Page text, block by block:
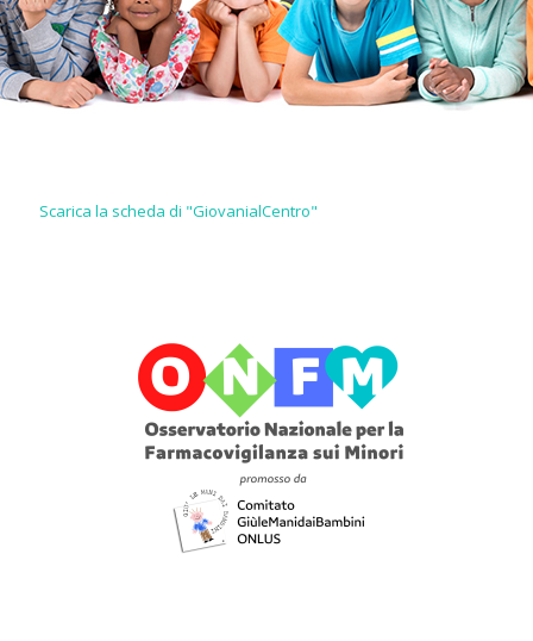
Scarica la scheda di "GiovanialCentro"